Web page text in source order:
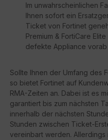
Im unwahrscheinlichen
Ihnen sofort ein
Ticket von Fortinet
Premium & FortiCare
defekte Appliance
Sollte Ihnen der Umfang des
so bietet Fortinet auf
RMA-Zeiten an. Dabei ist es
garantiert bis zum nächsten
innerhalb der nächsten
Stunden zwischen Ticket-
vereinbart werden.